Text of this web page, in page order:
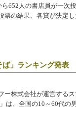
652人の書店員が一次
の結果、各賞が決定し
ば」ランキング発表
株式会社が運営する
は、全国の10～60代の